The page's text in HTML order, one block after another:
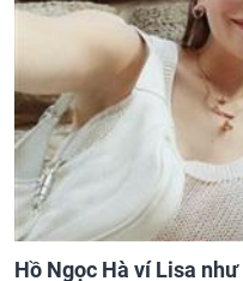
Hồ Ngọc Hà ví Lisa